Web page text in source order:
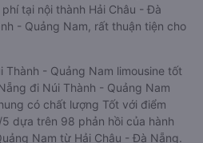
tại nội thành Hải Châu - Đà
- Quảng Nam, rất thuận tiện cho
Thành - Quảng Nam limousine tốt
đi Núi Thành - Quảng Nam
có chất lượng Tốt với điểm
dựa trên 98 phản hồi của hành
Nam từ Hải Châu - Đà Nẵng.